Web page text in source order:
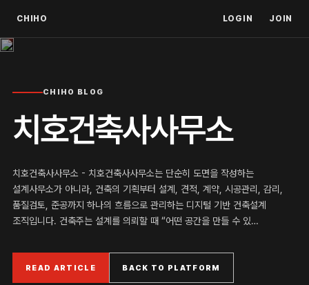
CHIHO LOGIN JOIN
CHIHO BLOG
치호건축사사무소
치호건축사사무소 - 치호건축사사무소는 단순히 도면을 작성하는
설계사무소가 아니라, 건축의 기획부터 설계, 견적, 계약, 시공관리, 감리,
품질검토, 준공까지 하나의 흐름으로 관리하는 디지털 기반 건축설계
조직입니다. 건축주는 설계를 의뢰할 때 “어떤 공간을 만들 수 있…
READ ARTICLE BACK TO PLATFORM